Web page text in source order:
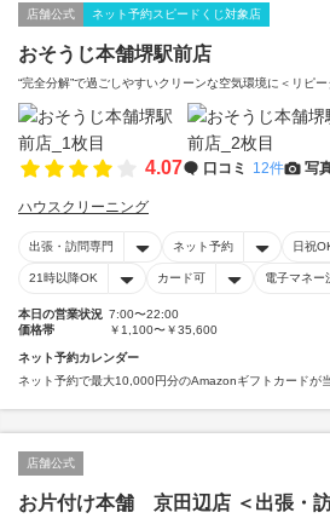
店舗公式 ネット予約スピードくじ対象店
おそうじ本舗堺駅前店
“完全分解”で過ごしやすいクリーンな空気環境に＜リピ
4.07 口コミ 12件 写
ハウスクリーニング
出張・訪問専門 ネット予約 日祝
21時以降OK カード可 電子マネー
本日の営業状況 7:00〜22:00
価格帯
￥1,100〜￥35,600
ネット予約カレンダー
ネット予約で最大10,000円分のAmazonギフトカードが
店舗公式
お片付け本舗 京田辺店 ＜出張・